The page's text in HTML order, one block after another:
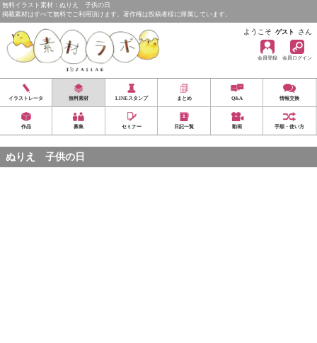
無料イラスト素材：ぬりえ 子供の日
掲載素材はすべて無料でご利用頂けます。著作権は投稿者様に帰属しています。
ようこそ ゲスト さん
会員登録 会員ログイン
イラストレータ 無料素材 LINEスタンプ まとめ Q&A 情報交換
作品 募集 セミナー 日記一覧 動画 手順・使い方
ぬりえ 子供の日